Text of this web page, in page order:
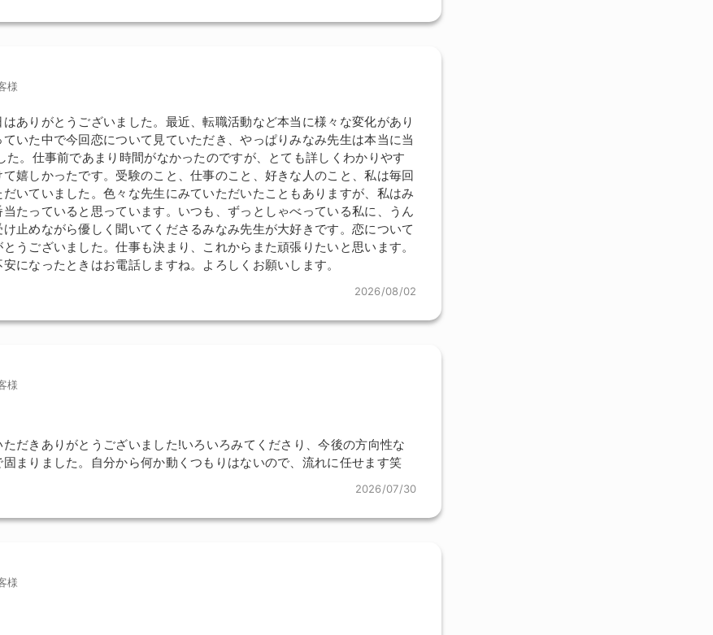
様
ありがとうございました。最近、転職活動など本当に様々な変化があり
いた中で今回恋について見ていただき、やっぱりみなみ先生は本当に当
た。仕事前であまり時間がなかったのですが、とても詳しくわかりやす
て嬉しかったです。受験のこと、仕事のこと、好きな人のこと、私は毎回
だいていました。色々な先生にみていただいたこともありますが、私はみ
当たっていると思っています。いつも、ずっとしゃべっている私に、うん
け止めながら優しく聞いてくださるみなみ先生が大好きです。恋について
とうございました。仕事も決まり、これからまた頑張りたいと思います。
安になったときはお電話しますね。よろしくお願いします。
2026/08/02
様
ただきありがとうございました!いろいろみてくださり、今後の方向性な
固まりました。自分から何か動くつもりはないので、流れに任せます笑
2026/07/30
様